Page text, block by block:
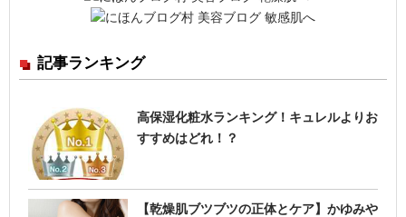
の 記事ランキング
高保湿化粧水ランキング！キュレルよりお
すすめはどれ！？
【乾燥肌ブツブツの正体とケア】かゆみや